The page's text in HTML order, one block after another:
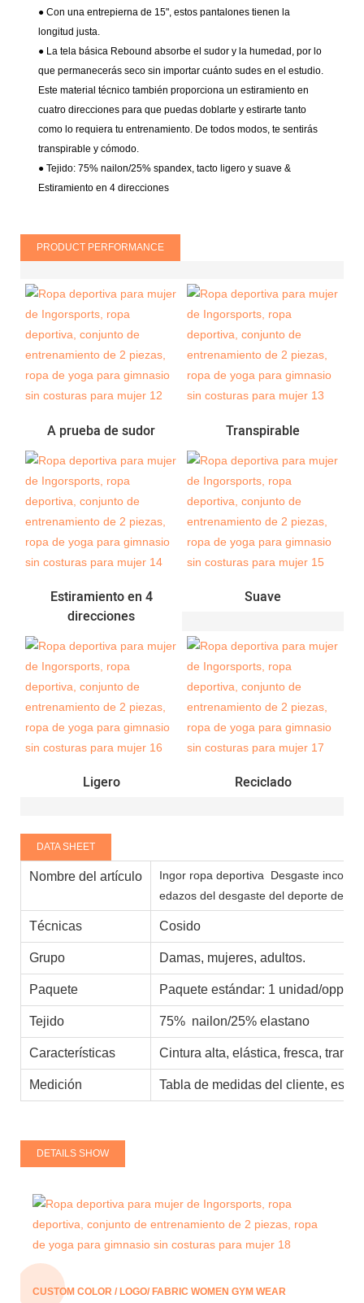
● Con una entrepierna de 15", estos pantalones tienen la
longitud justa.
● La tela básica Rebound absorbe el sudor y la humedad, por lo
que permanecerás seco sin importar cuánto sudes en el estudio.
Este material técnico también proporciona un estiramiento en
cuatro direcciones para que puedas doblarte y estirarte tanto
como lo requiera tu entrenamiento. De todos modos, te sentirás
transpirable y cómodo.
● Tejido: 75% nailon/25% spandex, tacto ligero y suave &
Estiramiento en 4 direcciones
PRODUCT PERFORMANCE
A prueba de sudor Transpirable
Estiramiento en 4
direcciones
Suave
Ligero Reciclado
DATA SHEET
Nombre del artículo Ingor ropa deportiva
Desgaste
edazos del desgaste del deporte de la
Técnicas Cosido
Grupo Damas, mujeres, adultos.
Paquete Paquete estándar: 1 unidad/opp
Tejido 75% nailon/25% elastano
Características Cintura alta, elástica, fresca,
Medición Tabla de medidas del cliente,
DETAILS SHOW
CUSTOM COLOR / LOGO/ FABRIC WOMEN GYM WEAR